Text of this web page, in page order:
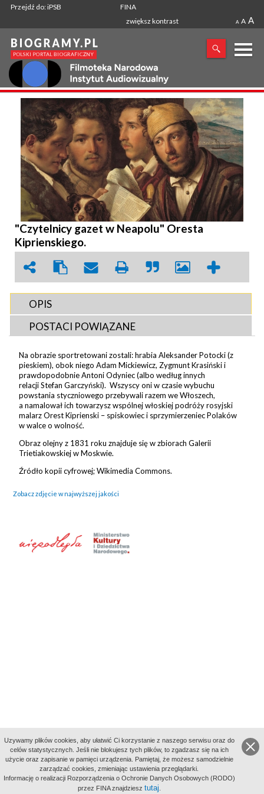
Przejdź do: iPSB
FINA
zwiększ kontrast
A A A
X
SZUKANA FRAZA
"Czytelnicy gazet w Neapolu" Oresta
Kiprienskiego.
OPIS
POSTACI POWIĄZANE
Na obrazie sportretowani zostali: hrabia Aleksander Potocki (z
pieskiem), obok niego Adam Mickiewicz, Zygmunt Krasiński i
prawdopodobnie Antoni Odyniec (albo według innych
relacji Stefan Garczyński). Wszyscy oni w czasie wybuchu
powstania styczniowego przebywali razem we Włoszech,
a namalował ich towarzysz wspólnej włoskiej podróży rosyjski
malarz Orest Kiprienski – spiskowiec i sprzymierzeniec Polaków
w walce o wolność.
Obraz olejny z 1831 roku znajduje się w zbiorach Galerii
Trietiakowskiej w Moskwie.
Źródło kopii cyfrowej; Wikimedia Commons.
Zobacz zdjęcie w najwyższej jakości
aktywności
Uzywamy plików cookies, aby ułatwić Ci korzystanie z naszego serwisu oraz do
celów statystycznych. Jeśli nie blokujesz tych plików, to zgadzasz się na ich
użycie oraz zapisanie w pamięci urządzenia. Pamiętaj, że możesz samodzielnie
zarządzać cookies, zmieniając ustawienia przeglądarki.
Informację o realizacji Rozporządzenia o Ochronie Danych Osobowych (RODO)
przez FINA znajdziesz tutaj